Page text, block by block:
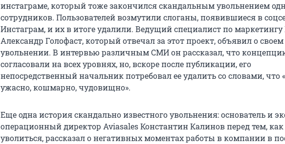
инстаграме, который тоже закончился скандальным увольнением
сотрудников. Пользователей возмутили слоганы, появившиеся в
Инстаграм, и их в итоге удалили. Ведущий специалист по маркетингу
Александр Голофаст, который отвечал за этот проект, объявил о своем
увольнении. В интервью различным СМИ он рассказал, что
согласовали на всех уровнях, но, вскоре после публикации, его
непосредственный начальник потребовал ее удалить со словами, что
ужасно, кошмарно, чудовищно».
Еще одна история скандально известного увольнения: основатель и
операционный директор Aviasales Константин Калинов перед тем, как
уволиться, рассказал о негативных моментах работы в компании в